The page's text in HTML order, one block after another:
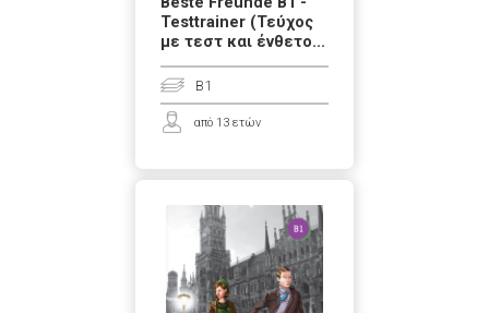
Testtrainer (Τεύχος
με τεστ και ένθετο...
B1
από 13 ετών